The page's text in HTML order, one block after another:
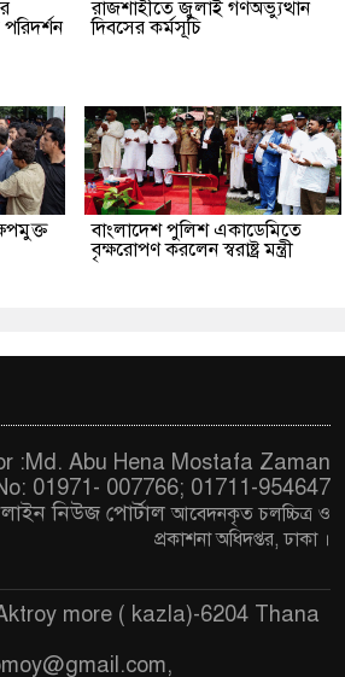
রাজশাহীতে জুলাই গণঅভ্যুত্থান
দিবসের কর্মসূচি
বাংলাদেশ পুলিশ একাডেমিতে
বৃক্ষরোপণ করলেন স্বরাষ্ট্র মন্ত্রী
:Md. Abu Hena Mostafa Zaman
01971- 007766; 01711-954647
নিউজ পোর্টালআবেদনকৃত চলচ্চিত্র ও
প্রকাশনা অধিদপ্তর, ঢাকা ।
more ( kazla)-6204 Thana
,